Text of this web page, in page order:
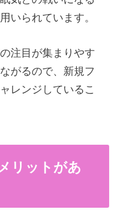
いられています。
注目が集まりやす
がるので、新規フ
レンジしているこ
リットがあ